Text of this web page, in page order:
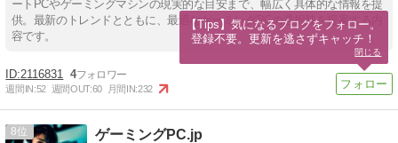
ートPCやゲーミングマシンの現実的な目安まで、幅広く具体的な情報を提
供。最新のトレンドとともに、最適なゲーミングPCの選択肢を提案する内
容です。
2116831 4
週間IN:52 週間OUT:60 月間IN:232
8 ゲーミングPC.jp
【Tips】気になるブログをフォロー。
登録不要。更新を逃さずキャッチ！
閉じる